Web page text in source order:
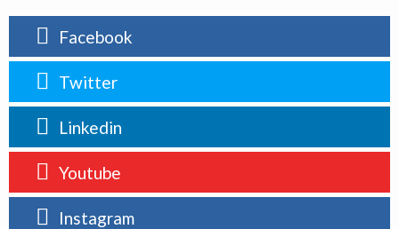
Facebook
Twitter
Linkedin
Youtube
Instagram